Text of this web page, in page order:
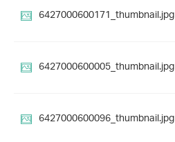
6427000600171_thumbnail.jpg
6427000600005_thumbnail.jpg
6427000600096_thumbnail.jpg